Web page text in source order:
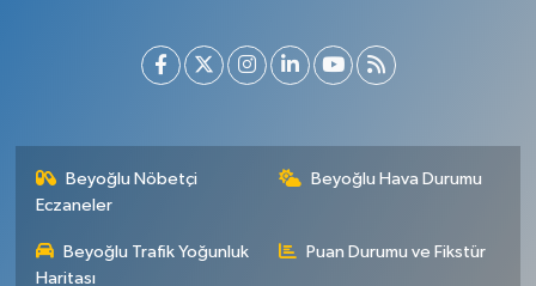
Beyoğlu Nöbetçi
Eczaneler
Beyoğlu Hava Durumu
Beyoğlu Trafik Yoğunluk
Haritası
Puan Durumu ve Fikstür